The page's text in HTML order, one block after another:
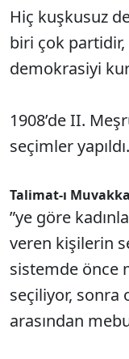
Hiç kuşkusuz
biri çok partidir,
demokrasiyi
1908’de II.
seçimler
Talimat-ı
”ye göre
veren kişilerin
sistemde önce
seçiliyor, sonra
arasından